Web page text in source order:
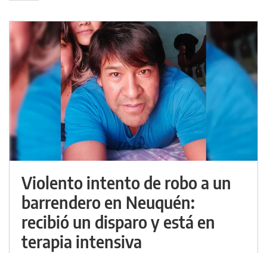
Violento intento de robo a un
barrendero en Neuquén:
recibió un disparo y está en
terapia intensiva